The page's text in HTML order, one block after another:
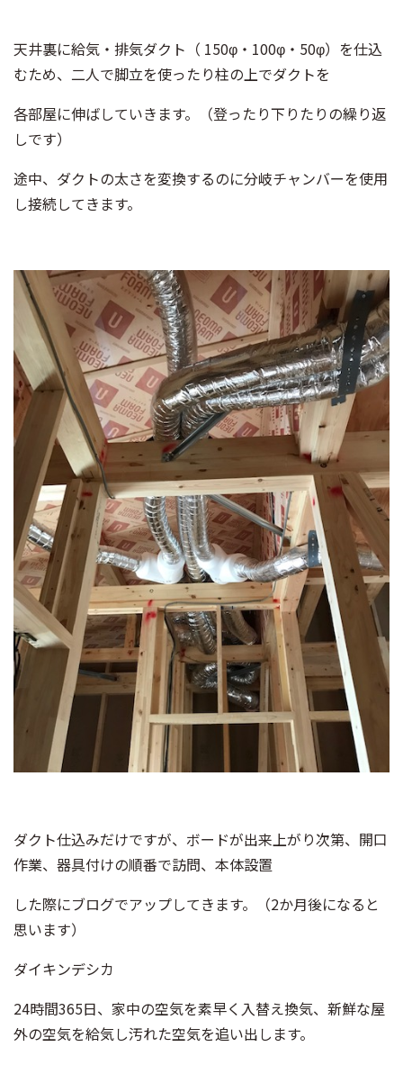
天井裏に給気・排気ダクト（ 150φ・100φ・50φ）を仕込
むため、二人で脚立を使ったり柱の上でダクトを
各部屋に伸ばしていきます。（登ったり下りたりの繰り返
しです）
途中、ダクトの太さを変換するのに分岐チャンバーを使用
し接続してきます。
ダクト仕込みだけですが、ボードが出来上がり次第、開口
作業、器具付けの順番で訪問、本体設置
した際にブログでアップしてきます。（2か月後になると
思います）
ダイキンデシカ
24時間365日、家中の空気を素早く入替え換気、新鮮な屋
外の空気を給気し汚れた空気を追い出します。